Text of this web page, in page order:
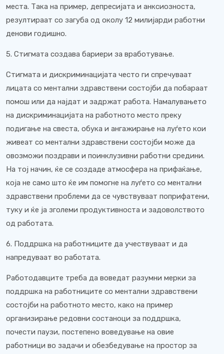
места. Така на пример, депресијата и анксиозноста,
резултираат со загуба од околу 12 милијарди работни
денови годишно.
5. Стигмата создава бариери за вработување.
Стигмата и дискриминацијата често ги спречуваат
лицата со ментални здравствени состојби да побараат
помош или да најдат и задржат работа. Намалувањето
на дискриминацијата на работното место преку
подигање на свеста, обука и ангажирање на луѓето кои
живеат со ментални здравствени состојби може да
овозможи поздрави и поинклузивни работни средини.
На тој начин, ќе се создаде атмосфера на прифаќање,
која не само што ќе им помогне на луѓето со ментални
здравствени проблеми да се чувствуваат поприфатени,
туку и ќе ја зголеми продуктивноста и задоволството
од работата.
6. Поддршка на работниците да учествуваат и да
напредуваат во работата.
Работодавците треба да воведат разумни мерки за
поддршка на работниците со ментални здравствени
состојби на работното место, како на пример
организирање редовни состаноци за поддршка,
почести паузи, постепено воведување на овие
работници во задачи и обезбедување на простор за